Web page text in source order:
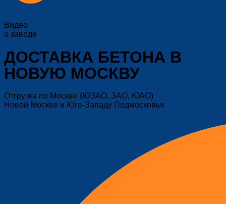
Видео
о заводе
ДОСТАВКА БЕТОНА В
НОВУЮ МОСКВУ
Отгрузка по Москве (ЮЗАО, ЗАО, ЮАО)
Новой Москве и Юго-Западу Подмосковья